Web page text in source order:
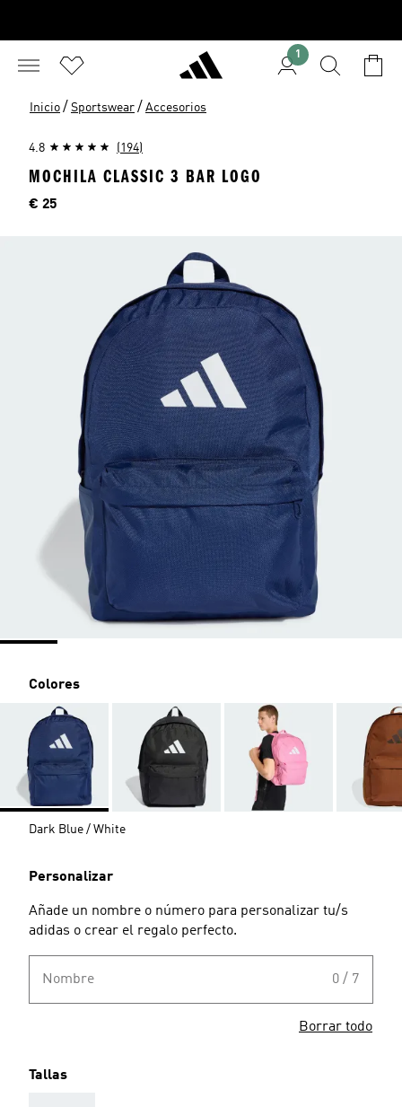
1
Inicio / Sportswear / Accesorios
4.8 (194)
MOCHILA CLASSIC 3 BAR LOGO
Precio
€ 25
Colores
Dark Blue / White
Personalizar
Añade un nombre o número para personalizar tu/s
adidas o crear el regalo perfecto.
Nombre 0 / 7
Borrar todo
Tallas